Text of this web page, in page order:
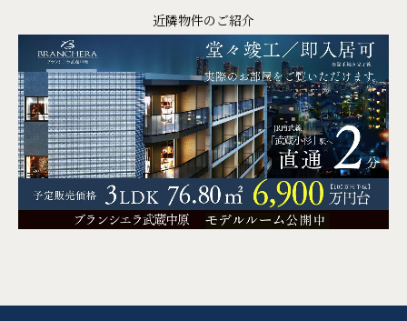
近隣物件のご紹介